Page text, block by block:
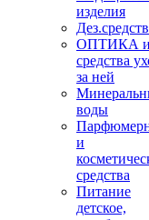
изделия
ОПТИКА
средства
за ней
воды
и
средства
Питание
детское,